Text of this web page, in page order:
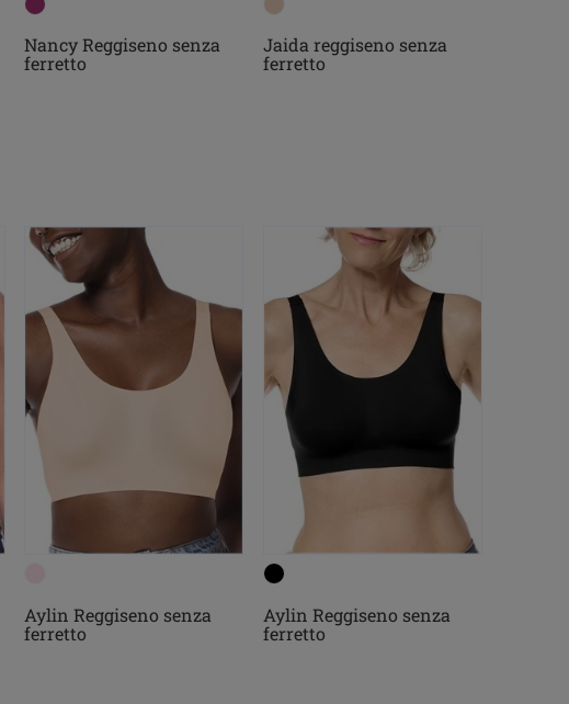
Nancy Reggiseno senza
ferretto
Jaida reggiseno senza
ferretto
Aylin Reggiseno senza
ferretto
Aylin Reggiseno senza
ferretto